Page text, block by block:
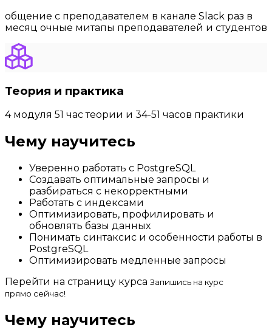
общение с преподавателем в канале Slack раз в
месяц очные митапы преподавателей и студентов
Теория и практика
4 модуля 51 час теории и 34-51 часов практики
Чему научитесь
Уверенно работать с PostgreSQL
Создавать оптимальные запросы и
разбираться с некорректными
Работать с индексами
Оптимизировать, профилировать и
обновлять базы данных
Понимать синтаксис и особенности работы в
PostgreSQL
Оптимизировать медленные запросы
Перейти на страницу курса Запишись на курс
прямо сейчас!
Чему научитесь